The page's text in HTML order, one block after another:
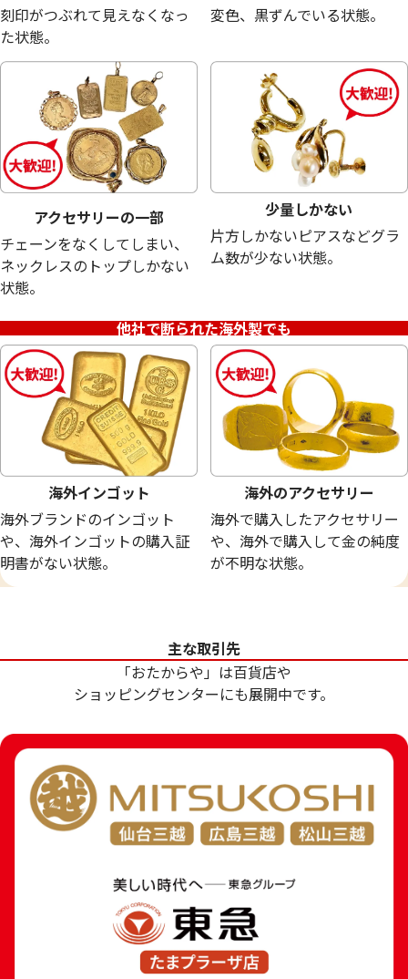
24金 (K24) 小判
33.8g
参考買取価格
1,005,900円
24金(K24)天皇陛
参考買取価格
744,000円
99.9g
参考買取価格
円
81.8g
参考買取価格
2,434,500
刻印がつぶれて見えなくなっ
た状態。
変色、黒ずんでいる状態。
アクセサリーの一部
チェーンをなくしてしまい、
ネックレスのトップしかない
状態。
少量しかない
片方しかないピアスなどグラ
ム数が少ない状態。
他社で断られた海外製でも
海外インゴット
海外ブランドのインゴット
や、海外インゴットの購入証
明書がない状態。
海外のアクセサリー
海外で購入したアクセサリー
や、海外で購入して金の純度
が不明な状態。
主な取引先
「おたからや」は百貨店や
ショッピングセンターにも展開中です。